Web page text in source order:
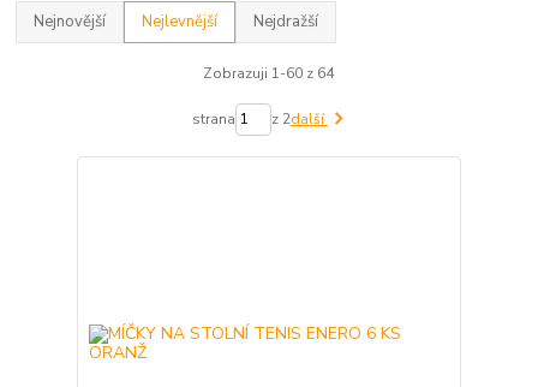
Nejnovější Nejlevnější Nejdražší
Zobrazuji 1-60 z 64
strana z 2další